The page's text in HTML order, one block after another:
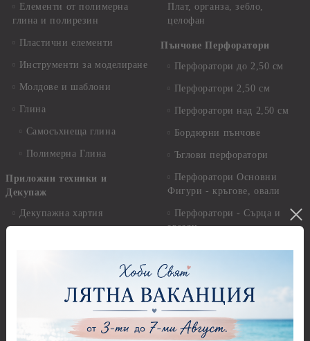
Елементи от полимерна
глина и полирезин
Пластични елементи
Инструменти за моделиране
Молдове и шаблони
Глина
Самосъхнеща глина
Полимерна Глина
Приложни техники и
Декупаж
Декупажна хартия
хартия А4 - Alchemy of Art -
Оризова декупажна хартия
А4 - Itd. Collection - 25-30
Фина оризова декупажна
Плат, органза, зебло,
целофан
Пънчове Перфоратори
Перфоратори до 2,50 см
Перфоратори 2,50 см
Перфоратори над 2,50 см
Бордюрни пънчове
Ъглови перфоратори
Перфоратори Основни
Фигури - кръгове, овали
Перфоратори - Сърца и
звезди
Перфоратори - Цветя, листа
и клонки
Перфоратори - Детски
Перфоратори - Животни
Перфоратори - Коледни и